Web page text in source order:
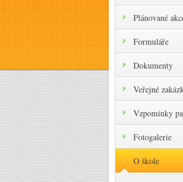
Plánované
Formuláře
Dokumenty
Veřejné
Vzpomínky
Fotogalerie
O škole